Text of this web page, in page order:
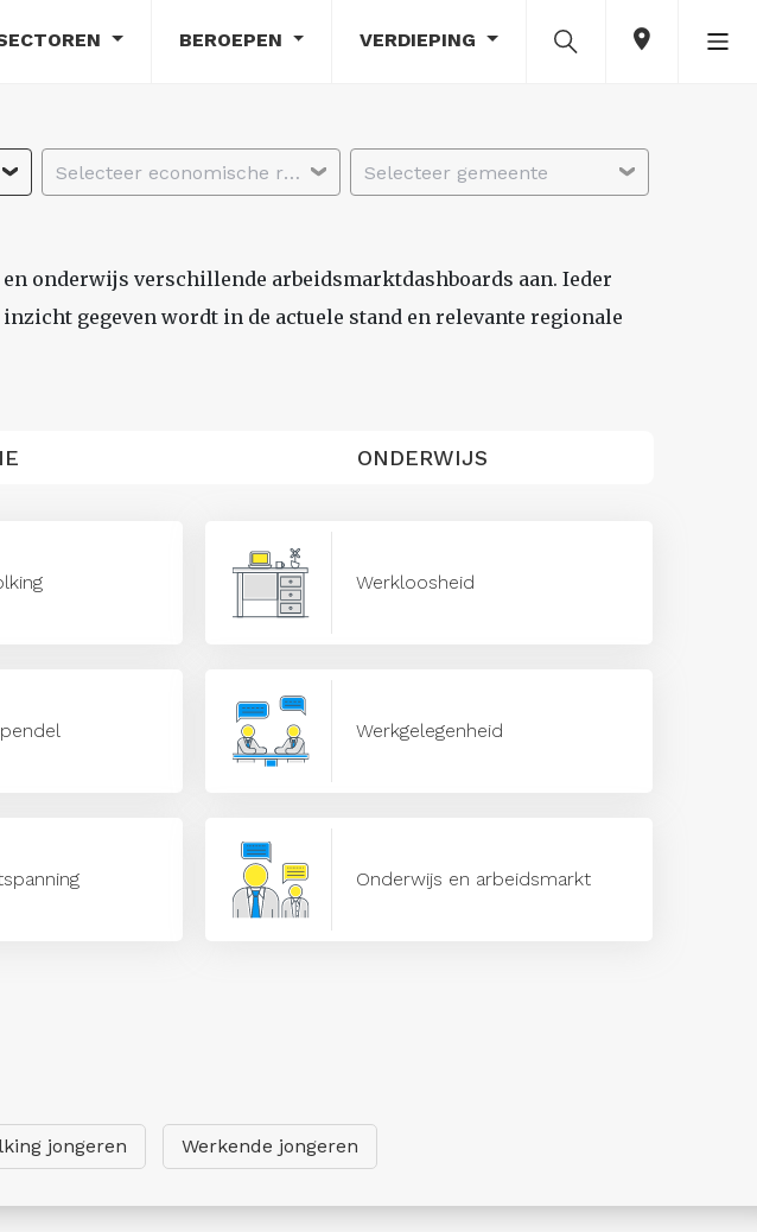
BEROEPEN VERDIEPING
Selecteer economische regio Selecteer gemeente
onderwijs verschillende arbeidsmarktdashboards aan. Ieder
gegeven wordt in de actuele stand en relevante regionale
ONDERWIJS
Werkloosheid
Werkgelegenheid
Onderwijs en arbeidsmarkt
jongeren Werkende jongeren